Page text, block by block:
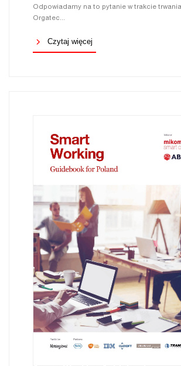
Odpowiadamy na to pytanie w trakcie
Orgatec...
Czytaj więcej